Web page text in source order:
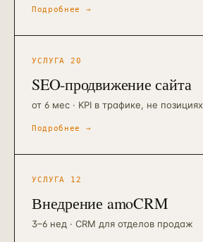
Подробнее →
УСЛУГА20
SEO-продвижение сайта
от 6 мес · KPI в трафике, не позициях
Подробнее →
УСЛУГА 12
Внедрение amoCRM
3–6 нед · CRM для отделов продаж